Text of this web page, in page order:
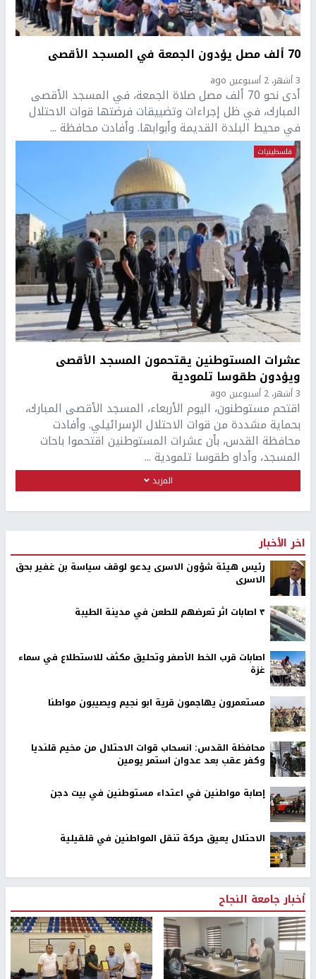
70 ألف مصل يؤدون الجمعة في المسجد الأقصى
3 أشهر، 2 أسبوعين ago
أدى نحو 70 ألف مصل صلاة الجمعة، في المسجد الأقصى
المبارك، في ظل إجراءات وتضييقات فرضتها قوات الاحتلال
في محيط البلدة القديمة وأبوابها. وأفادت محافظة ...
فلسطينيات
عشرات المستوطنين يقتحمون المسجد الأقصى
ويؤدون طقوسا تلمودية
3 أشهر، 2 أسبوعين ago
اقتحم مستوطنون، اليوم الأربعاء، المسجد الأقصى المبارك،
بحماية مشددة من قوات الاحتلال الإسرائيلي. وأفادت
محافظة القدس، بأن عشرات المستوطنين اقتحموا باحات
المسجد، وأداو طقوسا تلمودية ...
المزيد
اخر الأخبار
رئيس هيئة شؤون الاسرى يدعو لوقف سياسة بن غفير بحق
الاسرى
٣ اصابات اثر تعرضهم للطعن في مدينة الطيبة
اصابات قرب الخط الأصفر وتحليق مكثف للاستطلاع في سماء
غزة
مستعمرون يهاجمون قرية ابو نجيم ويصيبون مواطنا
محافظة القدس: انسحاب قوات الاحتلال من مخيم قلنديا
وكفر عقب بعد عدوان استمر يومين
إصابة مواطنين في اعتداء مستوطنين في بيت دجن
الاحتلال يعيق حركة تنقل المواطنين في قلقيلية
أخبار جامعة النجاح